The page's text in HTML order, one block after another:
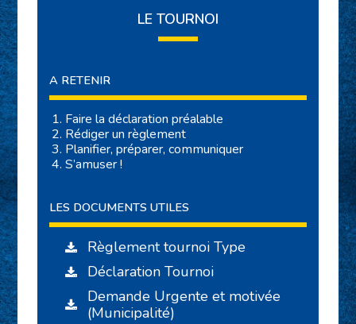
LE TOURNOI
A RETENIR
Faire la déclaration préalable
Rédiger un règlement
Planifier, préparer, communiquer
S’amuser !
LES DOCUMENTS UTILES
Règlement tournoi Type
Déclaration Tournoi
Demande Urgente et motivée
(Municipalité)